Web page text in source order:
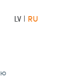
LV RU